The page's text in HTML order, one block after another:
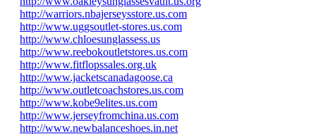
http://warriors.nbajerseysstore.us.com
http://www.uggsoutlet-stores.us.com
http://www.chloesunglassess.us
http://www.reebokoutletstores.us.com
http://www.fitflopssales.org.uk
http://www.jacketscanadagoose.ca
http://www.outletcoachstores.us.com
http://www.kobe9elites.us.com
http://www.jerseyfromchina.us.com
http://www.newbalanceshoes.in.net